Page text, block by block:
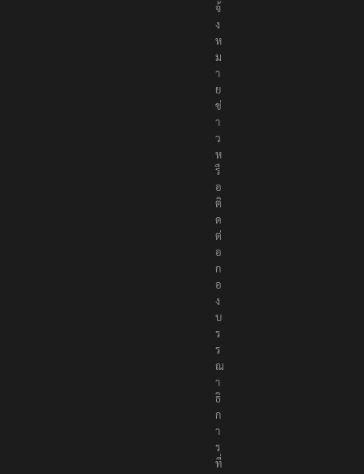
จ้
ง
ห
ม
า
ย
ข่
า
ว
ห
รื
อ
ติ
ด
ต่
อ
ก
อ
ง
บ
ร
ร
ณ
า
ธิ
ก
า
ร
ที่